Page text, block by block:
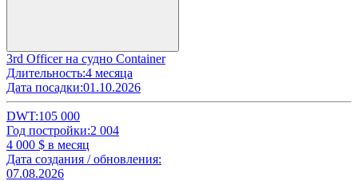
3rd Officer на судно Container
Длительность:4 месяца
Дата посадки:01.10.2026
DWT:105 000
Год постройки:2 004
4 000 $ в месяц
Дата создания / обновления:
07.08.2026